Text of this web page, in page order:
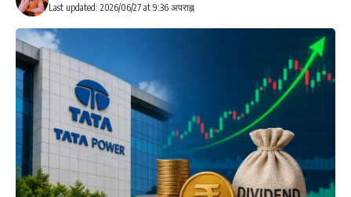
Last updated: 2026/06/27 at 9:36 अपराह्न